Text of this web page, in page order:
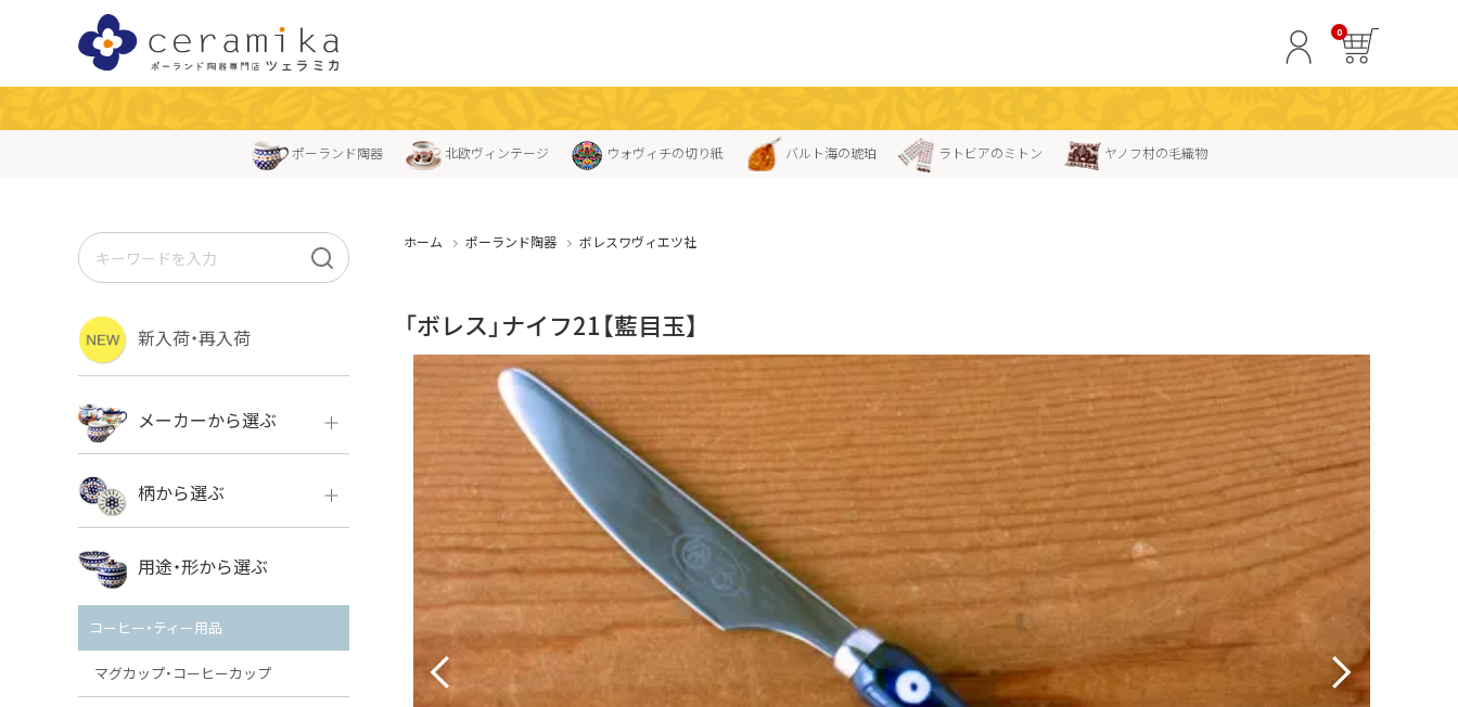
0
ポーランド陶器 北欧ヴィンテージ ウォヴィチの切り紙 バルト海の琥珀 ラトビアのミトン ヤノフ村の毛織物
ホーム ポーランド陶器 ボレスワヴィエツ社
「ボレス」ナイフ21【藍目玉】
新入荷・再入荷
メーカーから選ぶ
ボレス
VENA
ミレナ
柄から選ぶ
ボレス
用途・形から選ぶ
コーヒー・ティー用品
マグカップ・コーヒーカップ